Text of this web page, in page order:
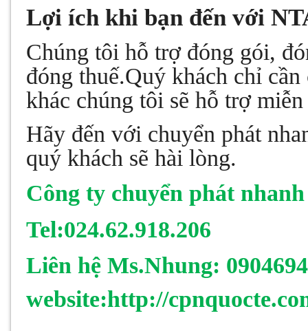
Lợi ích khi bạn đến với
Chúng tôi hỗ trợ đóng gói,
đóng thuế.Quý khách chỉ
khác chúng tôi sẽ hỗ trợ
Hãy đến với chuyển phát
quý khách sẽ hài lòng.
Công ty chuyển phát
Tel:024.62.918.206
Liên hệ Ms.Nhung:
website:http://